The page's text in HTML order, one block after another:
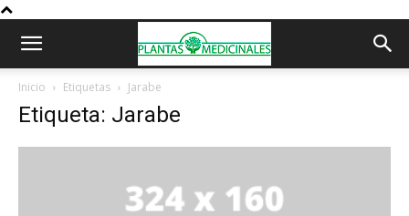
Inicio Etiquetas Jarabe
Etiqueta: Jarabe